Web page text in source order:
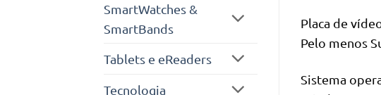
SmartWatches &
SmartBands
Tablets e eReaders
Tecnologia
Placa de
Pelo menos
Sistema